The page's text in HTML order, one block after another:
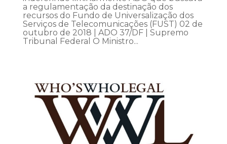
a regulamentação da destinação dos
recursos do Fundo de Universalização dos
Serviços de Telecomunicações (FUST) 02 de
outubro de 2018 | ADO 37/DF | Supremo
Tribunal Federal O Ministro...